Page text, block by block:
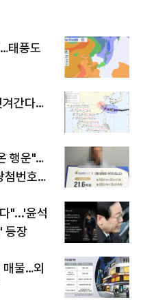
태풍도
겨간다…
행운"…
번호조
"...'윤석
등장
매물…외